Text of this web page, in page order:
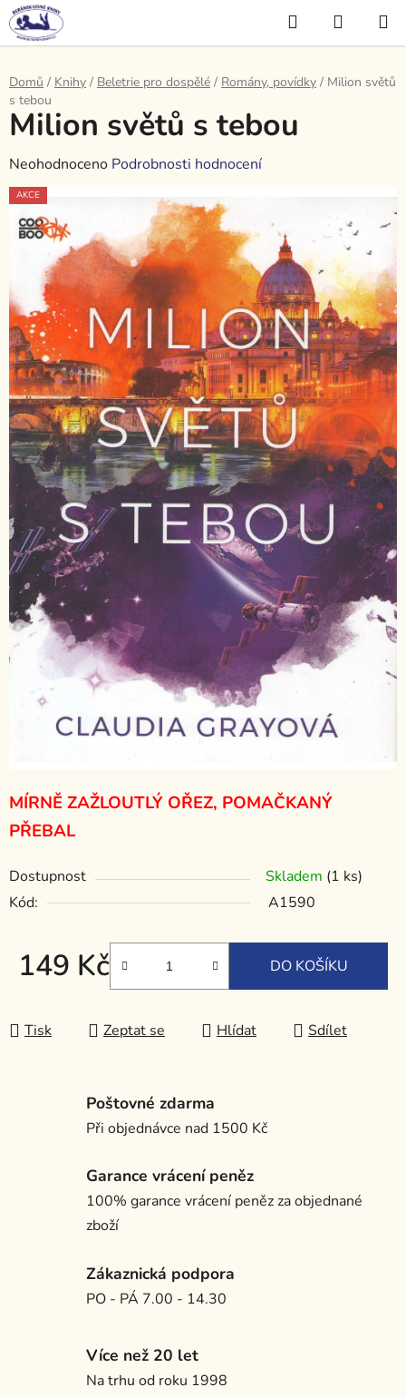
Přejít
na
obsah
Hledat
KOŠÍK
Domů / Knihy / Beletrie pro dospělé / Romány, povídky / Milion světů
s tebou
MÍRNĚ ZAŽLOUTLÝ OŘEZ, POMAČKANÝ
PŘEBAL
Dostupnost Skladem (1 ks)
Kód:
A1590
149 Kč DO KOŠÍKU
Tisk Zeptat se Hlídat Sdílet
Milion světů s tebou
Průměrné
hodnocení
produktu
je
z
5
hvězdiček.
Neohodnoceno Podrobnosti hodnocení
AKCE
Poštovné zdarma
Při objednávce nad 1500 Kč
Garance vrácení peněz
100% garance vrácení peněz za objednané
zboží
Zákaznická podpora
PO - PÁ 7.00 - 14.30
Více než 20 let
Na trhu od roku 1998